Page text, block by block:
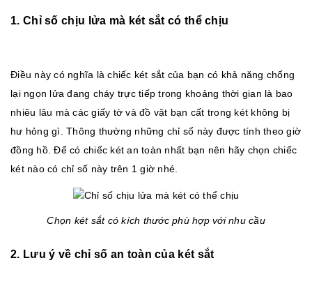
1. Chỉ số chịu lửa mà két sắt có thể chịu
Điều này có nghĩa là chiếc két sắt của bạn có khả năng chống
lại ngọn lửa đang cháy trực tiếp trong khoảng thời gian là bao
nhiêu lâu mà các giấy tờ và đồ vật bạn cất trong két không bị
hư hỏng gì. Thông thường những chỉ số này được tính theo giờ
đồng hồ. Để có chiếc két an toàn nhất bạn nên hãy chọn chiếc
két nào có chỉ số này trên 1 giờ nhé.
Chọn két sắt có kích thước phù hợp với nhu cầu
2. Lưu ý về chỉ số an toàn của két sắt